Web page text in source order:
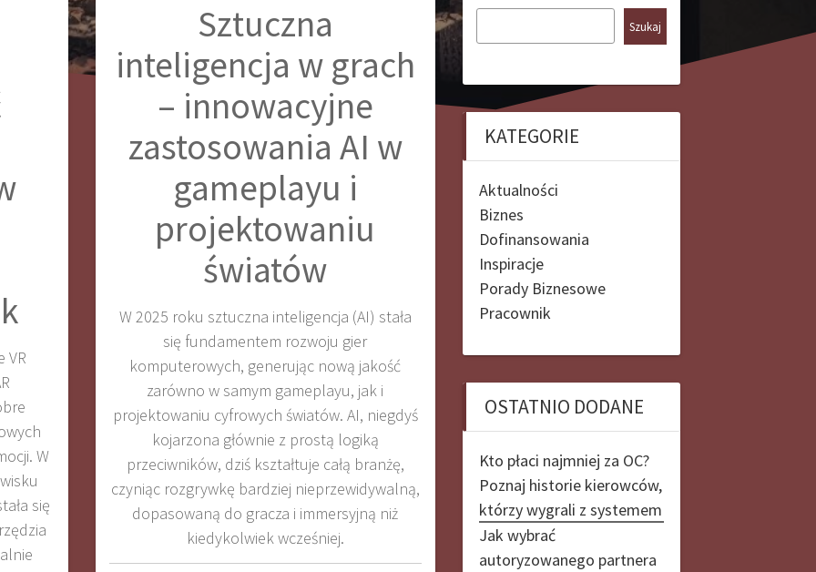
VR
W
się
Sztuczna
inteligencja w grach
– innowacyjne
zastosowania AI w
gameplayu i
projektowaniu
światów
W 2025 roku sztuczna inteligencja (AI) stała
się fundamentem rozwoju gier
komputerowych, generując nową jakość
zarówno w samym gameplayu, jak i
projektowaniu cyfrowych światów. AI, niegdyś
kojarzona głównie z prostą logiką
przeciwników, dziś kształtuje całą branżę,
czyniąc rozgrywkę bardziej nieprzewidywalną,
dopasowaną do gracza i immersyjną niż
kiedykolwiek wcześniej.
Szukaj
KATEGORIE
Aktualności
Biznes
Dofinansowania
Inspiracje
Porady Biznesowe
Pracownik
OSTATNIO DODANE
Kto płaci najmniej za OC?
Poznaj historie kierowców,
którzy wygrali z systemem
Jak wybrać
autoryzowanego partnera